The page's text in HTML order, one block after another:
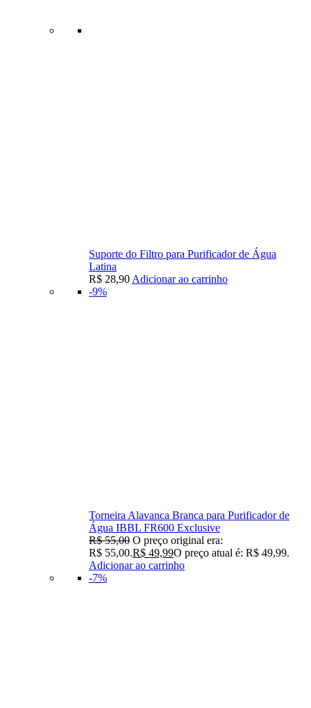
Suporte do Filtro para Purificador de Água
Latina
R$ 28,90 Adicionar ao carrinho
-9%
Torneira Alavanca Branca para Purificador de
Água IBBL FR600 Exclusive
R$55,00 O preço original era:
R$ 55,00.R$ 49,99O preço atual é: R$ 49,99.
Adicionar ao carrinho
-7%